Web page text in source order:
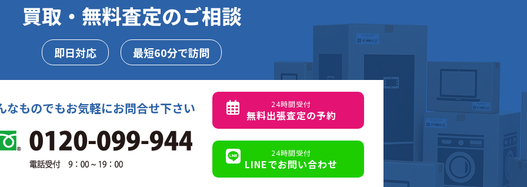
買取・無料査定のご相談
即日対応 最短60分で訪問
なものでもお気軽にお問合せ下さい 24時間受付
無料出張査定の予約
24時間受付
LINEでお問い合わせ